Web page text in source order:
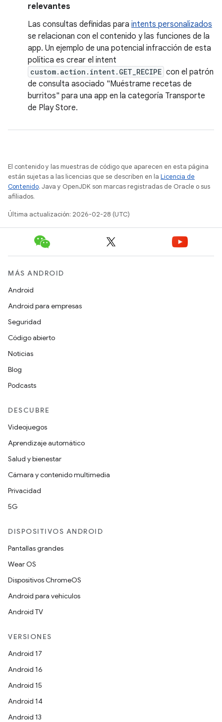
relevantes
Las consultas definidas para intents personalizados
se relacionan con el contenido y las funciones de la
app. Un ejemplo de una potencial infracción de esta
política es crear el intent
custom.action.intent.GET_RECIPE con el patrón
de consulta asociado "Muéstrame recetas de
burritos" para una app en la categoría Transporte
de Play Store.
El contenido y las muestras de código que aparecen en esta página
están sujetas a las licencias que se describen en la Licencia de
Contenido. Java y OpenJDK son marcas registradas de Oracle o sus
afiliados.
Última actualización: 2026-02-28 (UTC)
MÁS ANDROID
Android
Android para empresas
Seguridad
Código abierto
Noticias
Blog
Podcasts
DESCUBRE
Videojuegos
Aprendizaje automático
Salud y bienestar
Cámara y contenido multimedia
Privacidad
5G
DISPOSITIVOS ANDROID
Pantallas grandes
Wear OS
Dispositivos ChromeOS
Android para vehículos
Android TV
VERSIONES
Android 17
Android 16
Android 15
Android 14
Android 13